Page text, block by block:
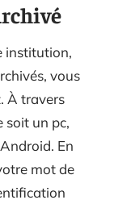
institution,
vous
À travers
soit un pc,
En
mot de